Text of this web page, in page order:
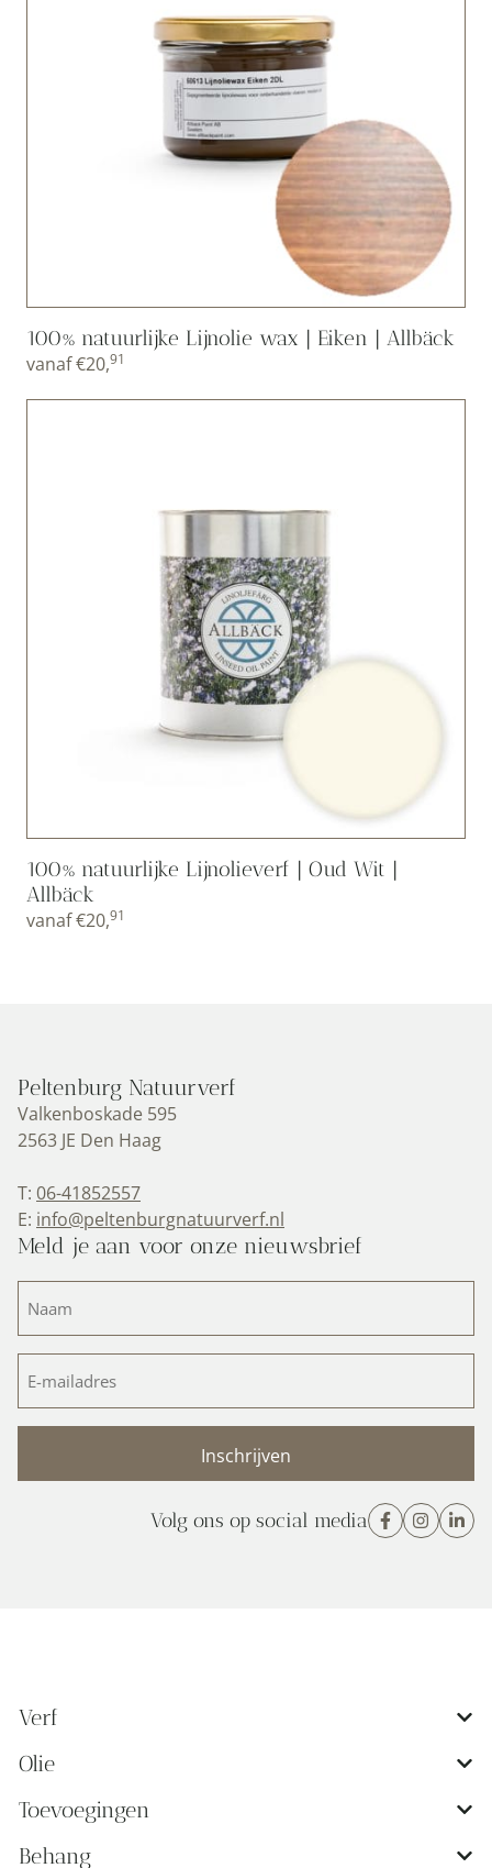
100% natuurlijke Lijnolie wax | Eiken | Allbäck
vanaf€20,91
100% natuurlijke Lijnolieverf | Oud Wit |
Allbäck
vanaf€20,91
Peltenburg Natuurverf
Valkenboskade 595
2563 JE Den Haag
T: 06-41852557
E: info@peltenburgnatuurverf.nl
Meld je aan voor onze nieuwsbrief
(Vereist)
mailadres
Volg ons op social media
Verf
Olie
Toevoegingen
Behang